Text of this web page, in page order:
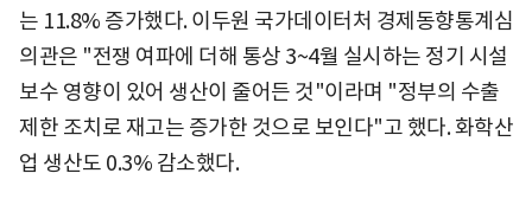
는 11.8% 증가했다. 이두원 국가데이터처 경제동향통계심
의관은 "전쟁 여파에 더해 통상 3~4월 실시하는 정기 시설
보수 영향이 있어 생산이 줄어든 것"이라며 "정부의 수출
제한 조치로 재고는 증가한 것으로 보인다"고 했다. 화학산
업 생산도 0.3% 감소했다.